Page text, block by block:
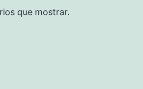
que mostrar.